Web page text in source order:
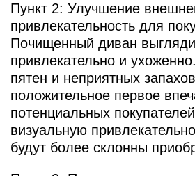
Пункт 2: Улучшение
привлекательность для
Почищенный диван
привлекательно и
пятен и неприятных
положительное первое
потенциальных
визуальную
будут более склонны